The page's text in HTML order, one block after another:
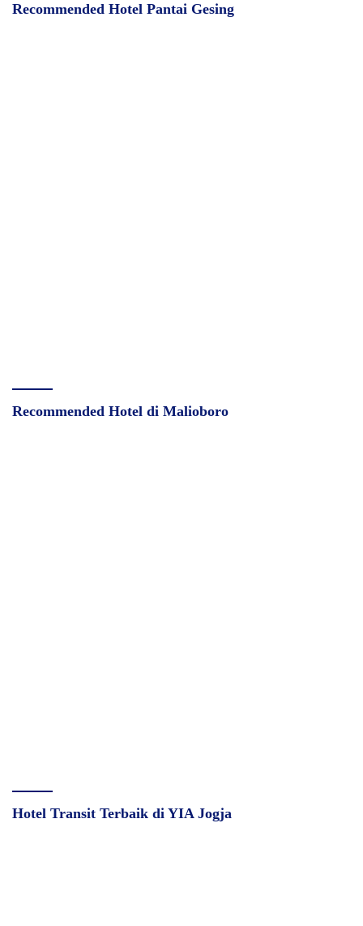
Recommended Hotel Pantai Gesing
Recommended Hotel di Malioboro
Hotel Transit Terbaik di YIA Jogja